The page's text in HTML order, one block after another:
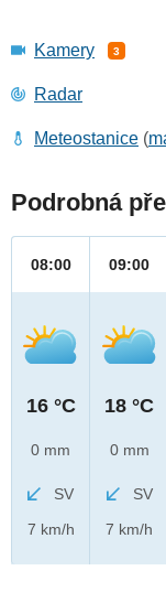
Kamery 3
Radar
Meteostanice (
Podrobná
08:00
16 °C
0 mm
SV
7 km/h
09:00
18 °C
0 mm
SV
7 km/h